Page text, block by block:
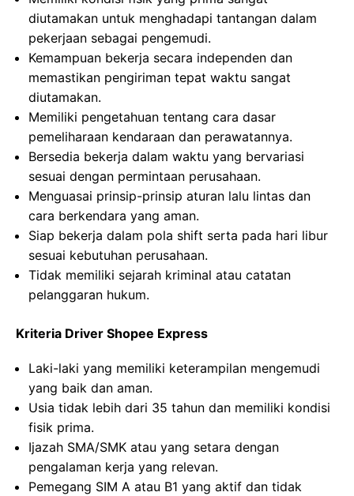
diutamakan untuk menghadapi tantangan dalam
pekerjaan sebagai pengemudi.
Kemampuan bekerja secara independen dan
memastikan pengiriman tepat waktu sangat
diutamakan.
Memiliki pengetahuan tentang cara dasar
pemeliharaan kendaraan dan perawatannya.
Bersedia bekerja dalam waktu yang bervariasi
sesuai dengan permintaan perusahaan.
Menguasai prinsip-prinsip aturan lalu lintas dan
cara berkendara yang aman.
Siap bekerja dalam pola shift serta pada hari libur
sesuai kebutuhan perusahaan.
Tidak memiliki sejarah kriminal atau catatan
pelanggaran hukum.
Kriteria Driver Shopee Express
Laki-laki yang memiliki keterampilan mengemudi
yang baik dan aman.
Usia tidak lebih dari 35 tahun dan memiliki kondisi
fisik prima.
Ijazah SMA/SMK atau yang setara dengan
pengalaman kerja yang relevan.
Pemegang SIM A atau B1 yang aktif dan tidak